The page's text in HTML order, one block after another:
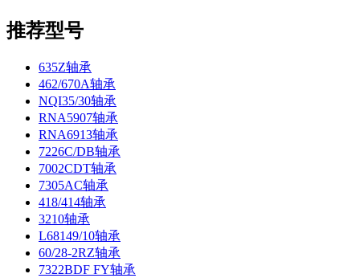
推荐型号
635Z轴承
462/670A轴承
NQI35/30轴承
RNA5907轴承
RNA6913轴承
7226C/DB轴承
7002CDT轴承
7305AC轴承
418/414轴承
3210轴承
L68149/10轴承
60/28-2RZ轴承
7322BDF FY轴承